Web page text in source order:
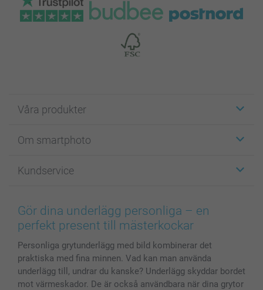
Våra produkter
Fotokort
Fotoböcker
Bilder, Fotoförstoring & Fotohäften
Skal till Mobil & Surfplatta
Fotoalmanackor & Fotoagenda
Fotoramar & Tillbehör
Presentkort
Om smartphoto
För affiliates
Cookie Policy
Sitemap
Investor Relations
Kundservice
smartgaranti
smartbonus
Status på beställningar
Gör dina underlägg personliga – en
perfekt present till mästerkockar
Personliga grytunderlägg med bild kombinerar det
praktiska med fina minnen. Vad kan man använda
underlägg till, undrar du kanske? Underlägg skyddar bordet
mot värmeskador. De är också användbara när dina grytor